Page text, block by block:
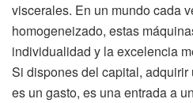
viscerales. En un mundo cada
homogeneizado, estas
individualidad y la excelencia
Si dispones del capital,
es un gasto, es una entrada a